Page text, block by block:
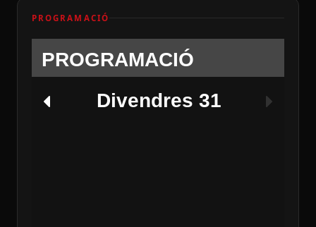
PROGRAMACIÓ
PROGRAMACIÓ
Divendres 31